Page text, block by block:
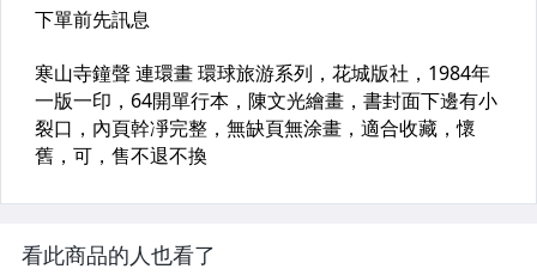
看此商品的人也看了